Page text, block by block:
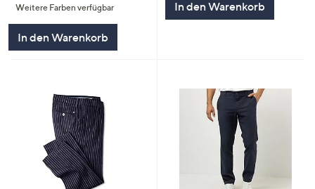
Weitere Farben verfügbar
In den Warenkorb
In den Warenkorb